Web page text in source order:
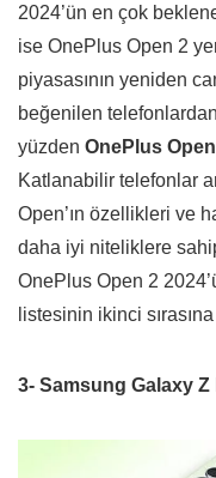
2024’ün en çok
ise OnePlus Open 2
piyasasının yeniden
beğenilen
yüzden OnePlus
Katlanabilir telefonlar
Open’ın özellikleri ve
daha iyi niteliklere
OnePlus Open 2
listesinin ikinci
3- Samsung Galaxy Z